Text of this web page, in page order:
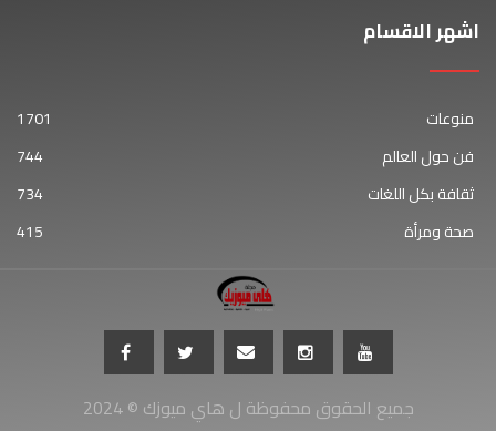
اشهر الاقسام
منوعات
1701
فن حول العالم
744
ثقافة بكل اللغات
734
صحة ومرأة
415
جميع الحقوق محفوظة ل هاي ميوزك © 2024